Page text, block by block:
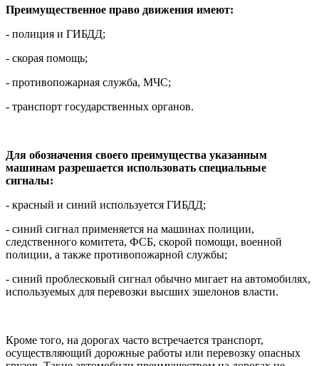
Преимущественное право движения имеют:
- полиция и ГИБДД;
- скорая помощь;
- противопожарная служба, МЧС;
- транспорт государственных органов.
Для обозначения своего преимущества указанным
машинам разрешается использовать специальные
сигналы:
- красный и синий используется ГИБДД;
- синий сигнал применяется на машинах полиции,
следственного комитета, ФСБ, скорой помощи, военной
полиции, а также противопожарной службы;
- синий проблесковый сигнал обычно мигает на автомобилях,
используемых для перевозки высших эшелонов власти.
Кроме того, на дорогах часто встречается транспорт,
осуществляющий дорожные работы или перевозку опасных